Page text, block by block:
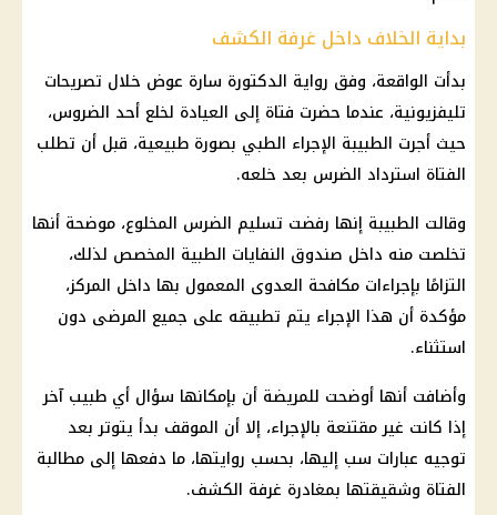
بداية الخلاف داخل غرفة الكشف
بدأت الواقعة، وفق رواية الدكتورة سارة عوض خلال تصريحات
تليفزيونية، عندما حضرت فتاة إلى العيادة لخلع أحد الضروس،
حيث أجرت الطبيبة الإجراء الطبي بصورة طبيعية، قبل أن تطلب
الفتاة استرداد الضرس بعد خلعه.
وقالت الطبيبة إنها رفضت تسليم الضرس المخلوع، موضحة أنها
تخلصت منه داخل صندوق النفايات الطبية المخصص لذلك،
التزامًا بإجراءات مكافحة العدوى المعمول بها داخل المركز،
مؤكدة أن هذا الإجراء يتم تطبيقه على جميع المرضى دون
استثناء.
وأضافت أنها أوضحت للمريضة أن بإمكانها سؤال أي طبيب آخر
إذا كانت غير مقتنعة بالإجراء، إلا أن الموقف بدأ يتوتر بعد
توجيه عبارات سب إليها، بحسب روايتها، ما دفعها إلى مطالبة
الفتاة وشقيقتها بمغادرة غرفة الكشف.